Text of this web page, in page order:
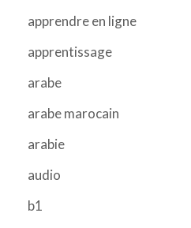
apprendre en ligne
apprentissage
arabe
arabe marocain
arabie
audio
b1